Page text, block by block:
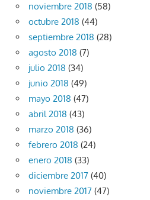
noviembre 2018 (58)
octubre 2018 (44)
septiembre 2018 (28)
agosto 2018 (7)
julio 2018 (34)
junio 2018 (49)
mayo 2018 (47)
abril 2018 (43)
marzo 2018 (36)
febrero 2018 (24)
enero 2018 (33)
diciembre 2017 (40)
noviembre 2017 (47)